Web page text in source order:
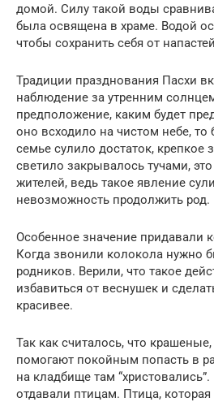
домой. Силу такой воды
была освящена в храме. Водой
чтобы сохранить себя от
Традиции празднования Пасхи
наблюдение за утренним
предположение, каким будет
оно всходило на чистом небе, то
семье сулило достаток, крепкое
светило закрывалось тучами,
жителей, ведь такое явление
невозможность продолжить род.
Особенное значение придавали
Когда звонили колокола нужно
родников. Верили, что такое
избавиться от веснушек и
красивее.
Так как считалось, что
помогают покойным попасть в
на кладбище там
отдавали птицам. Птица, которая